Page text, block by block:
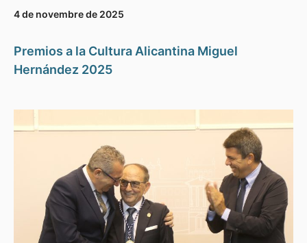
4 de novembre de 2025
Premios a la Cultura Alicantina Miguel
Hernández 2025